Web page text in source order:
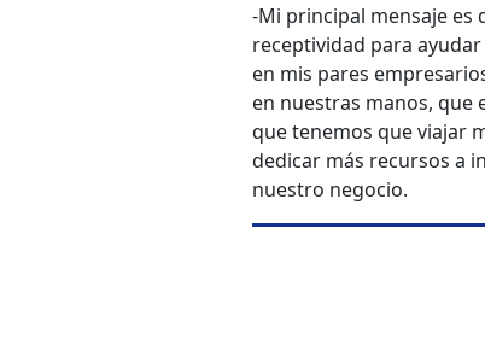
-Mi principal mensaje es
receptividad para
en mis pares
en nuestras manos, que
que tenemos que viajar
dedicar más recursos a
nuestro negocio.